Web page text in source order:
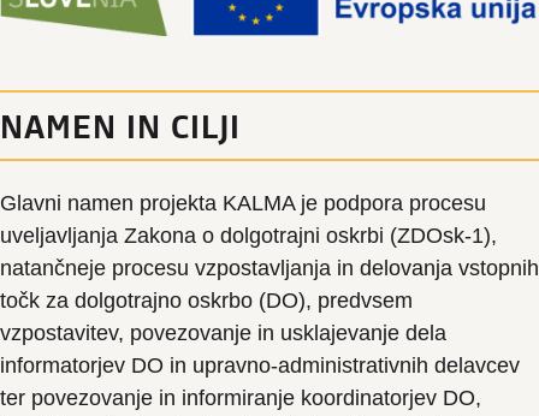
NAMEN IN CILJI
Glavni namen projekta KALMA je podpora procesu
uveljavljanja Zakona o dolgotrajni oskrbi (ZDOsk-1),
natančneje procesu vzpostavljanja in delovanja vstopnih
točk za dolgotrajno oskrbo (DO), predvsem
vzpostavitev, povezovanje in usklajevanje dela
informatorjev DO in upravno-administrativnih delavcev
ter povezovanje in informiranje koordinatorjev DO,